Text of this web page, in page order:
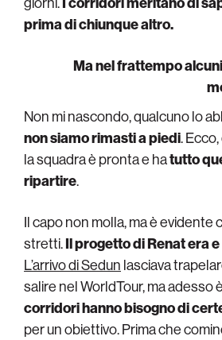
prima di chiunque altro.
Ma nel frattempo
Non mi nascondo, qualcuno lo
non siamo rimasti a piedi.
la squadra è pronta e hatutto
ripartire.
Il capo non molla, ma è evidente
stretti.Il progetto di Renat era
L’arrivo di Sedun lasciava
salire nel WorldTour, ma adesso
corridori hanno bisogno di
per un obiettivo. Prima che